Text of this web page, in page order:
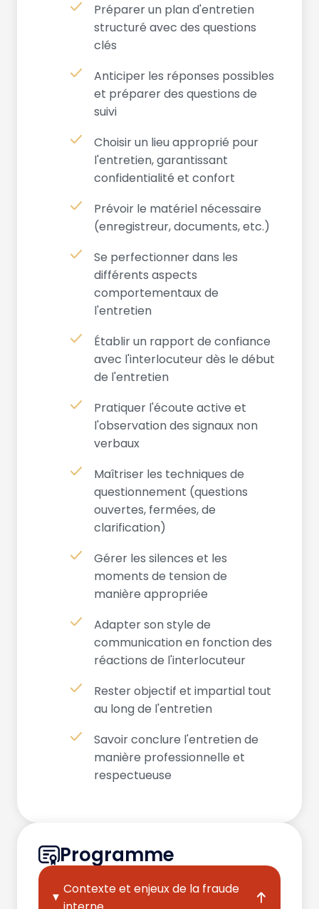
Préparer un plan d'entretien
structuré avec des questions
clés
Anticiper les réponses possibles
et préparer des questions de
suivi
Choisir un lieu approprié pour
l'entretien, garantissant
confidentialité et confort
Prévoir le matériel nécessaire
(enregistreur, documents, etc.)
Se perfectionner dans les
différents aspects
comportementaux de
l'entretien
Établir un rapport de confiance
avec l'interlocuteur dès le début
de l'entretien
Pratiquer l'écoute active et
l'observation des signaux non
verbaux
Maîtriser les techniques de
questionnement (questions
ouvertes, fermées, de
clarification)
Gérer les silences et les
moments de tension de
manière appropriée
Adapter son style de
communication en fonction des
réactions de l'interlocuteur
Rester objectif et impartial tout
au long de l'entretien
Savoir conclure l'entretien de
manière professionnelle et
respectueuse
Programme
Contexte et enjeux de la fraude